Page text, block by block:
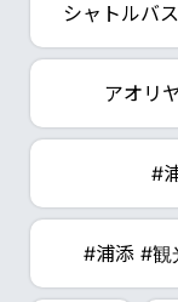
シャトルバス
アオリ
#
#浦添 #観